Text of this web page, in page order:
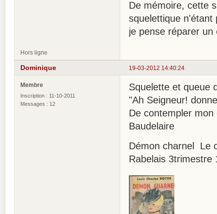
De mémoire, cette
squelettique n'étant
je pense réparer
Hors ligne
19-03-2012 14:40:24
Dominique
Membre
Inscription : 11-10-2011
Messages : 12
Squelette et queue
"Ah Seigneur!
De contempler
Baudelaire
Démon charnel Le
Rabelais 3trimestre